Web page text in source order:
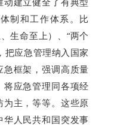
制和工作体系。比
生命至上）、“两个
把应急管理纳入国家
框架，强调高质量
应急管理同各项经
主，等等。这些原
人民共和国突发事